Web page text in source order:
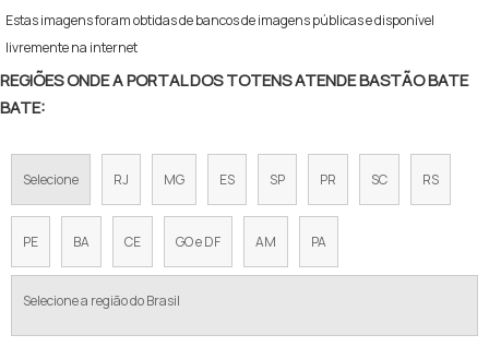
Estas imagens foram obtidas de bancos de imagens públicas e disponível
livremente na internet
REGIÕES ONDE A PORTAL DOS TOTENS ATENDE BASTÃO BATE
BATE:
Selecione RJ MG ES SP PR SC RS
PE BA CE GO e DF AM PA
Selecione a região do Brasil